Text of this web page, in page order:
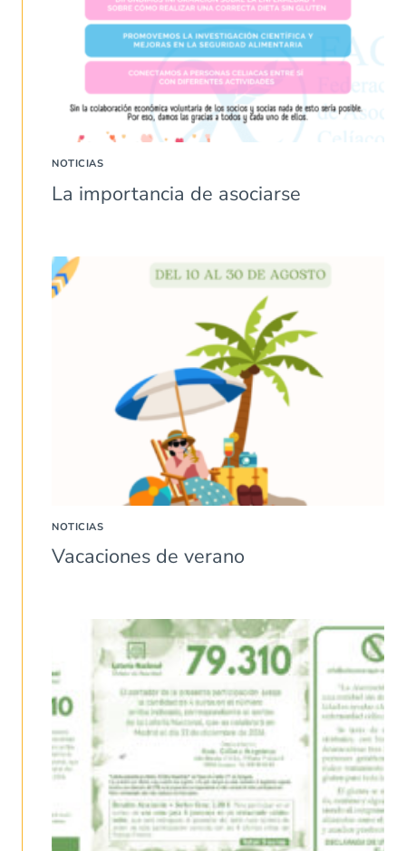
NOTICIAS
La importancia de asociarse
NOTICIAS
Vacaciones de verano